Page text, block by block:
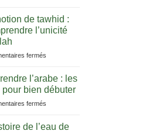
d’arabe
la
pour
le
Coran
dans
sa
de tawhid :
l’unicité
ferméssur
notion
de
tawhid
:
l’unicité
l’arabe : les
pour bien débuter
ferméssur
l’arabe
de l’eau de